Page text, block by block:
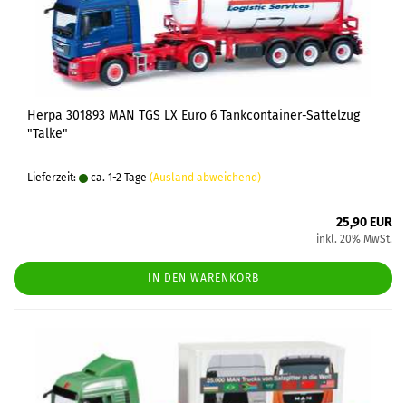
Herpa 301893 MAN TGS LX Euro 6 Tankcontainer-Sattelzug
"Talke"
Lieferzeit: ca. 1-2 Tage (Ausland abweichend)
25,90 EUR
inkl. 20% MwSt.
IN DEN WARENKORB